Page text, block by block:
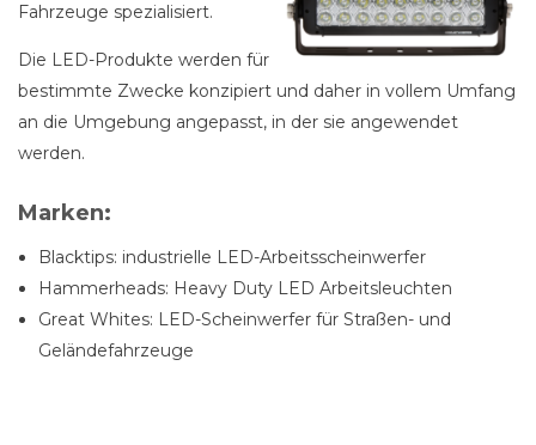
Fahrzeuge spezialisiert.
Die LED-Produkte werden für
bestimmte Zwecke konzipiert und daher in vollem Umfang
an die Umgebung angepasst, in der sie angewendet
werden.
Marken:
Blacktips: industrielle LED-Arbeitsscheinwerfer
Hammerheads: Heavy Duty LED Arbeitsleuchten
Great Whites: LED-Scheinwerfer für Straßen- und
Geländefahrzeuge